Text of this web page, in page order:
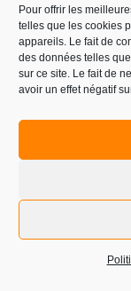
Pour offrir les
telles que les cookies
appareils. Le fait de
des données telles
sur ce site. Le fait de
avoir un effet négatif